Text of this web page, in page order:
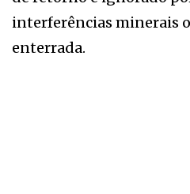
interferências minerais
enterrada.